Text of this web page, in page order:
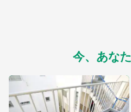
都道
今、あな